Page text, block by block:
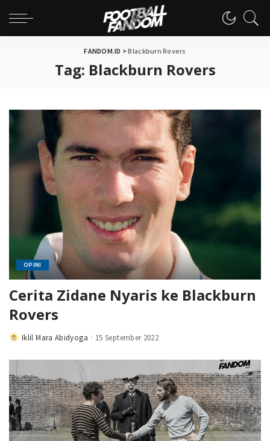
FANDOM.ID >Blackburn Rovers
Tag: Blackburn Rovers
OPINI
Cerita Zidane Nyaris ke Blackburn
Rovers
PostedIklil Mara Abidyoga 15 September 2022